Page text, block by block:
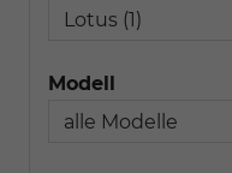
Modell